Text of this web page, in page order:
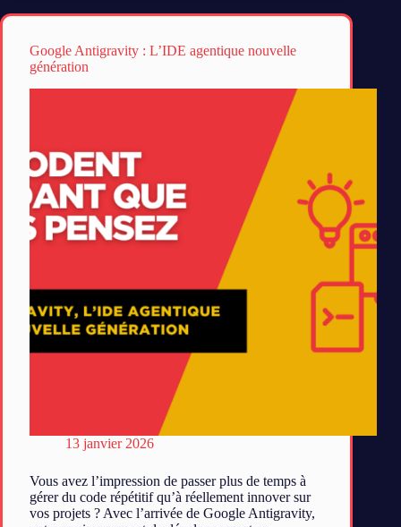
Google Antigravity : L’IDE agentique nouvelle
génération
13 janvier 2026
Vous avez l’impression de passer plus de temps à
gérer du code répétitif qu’à réellement innover sur
vos projets ? Avec l’arrivée de Google Antigravity,